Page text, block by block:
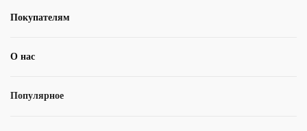
Покупателям
О нас
Популярное